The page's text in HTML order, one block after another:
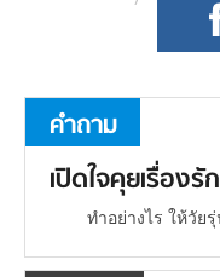
คำถาม
เปิดใจคุยเรื่อง
ทำอย่างไร ให้วัย